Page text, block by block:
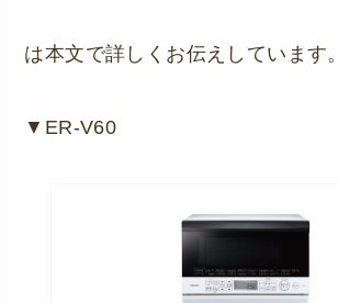
は本文で詳しくお伝えしています。
▼ER-V60